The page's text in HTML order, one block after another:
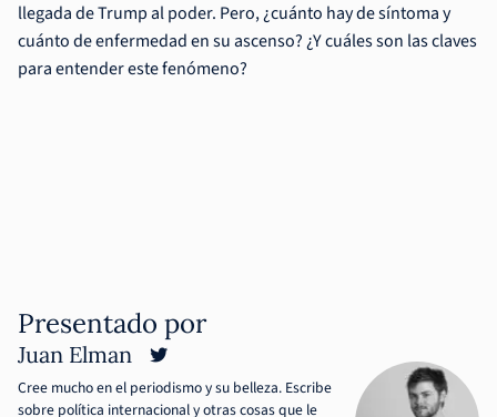
llegada de Trump al poder. Pero, ¿cuánto hay de síntoma y
cuánto de enfermedad en su ascenso? ¿Y cuáles son las claves
para entender este fenómeno?
Presentado por
Juan Elman
Cree mucho en el periodismo y su belleza. Escribe
sobre política internacional y otras cosas que le